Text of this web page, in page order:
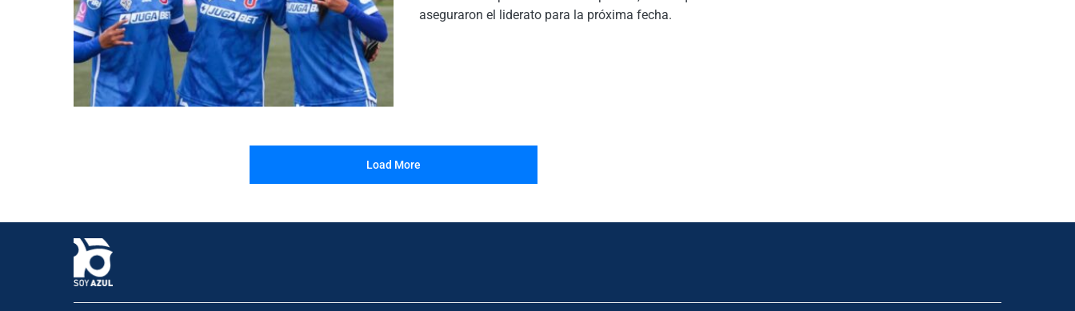
aseguraron el liderato para la próxima fecha.
Load More